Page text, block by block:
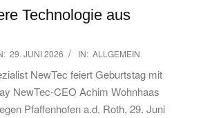
Technologie aus
29. JUNI 2026 IN: ALLGEMEIN
NewTec feiert Geburtstag mit
NewTec-CEO Achim Wohnhaas
Pfaffenhofen a.d. Roth, 29. Juni